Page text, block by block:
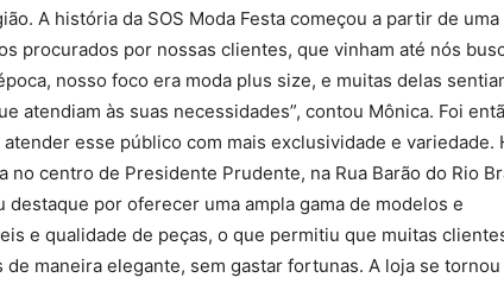
A história da SOS Moda Festa começou a partir de uma
procurados por nossas clientes, que vinham até nós
nosso foco era moda plus size, e muitas delas
atendiam às suas necessidades”, contou Mônica. Foi
esse público com mais exclusividade e variedade.
no centro de Presidente Prudente, na Rua Barão do Rio
destaque por oferecer uma ampla gama de modelos e
e qualidade de peças, o que permitiu que muitas
maneira elegante, sem gastar fortunas. A loja se tornou